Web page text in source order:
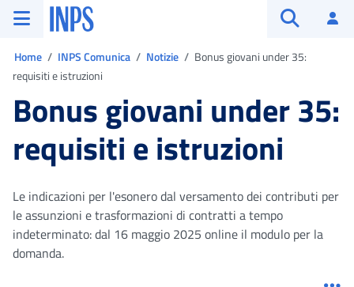
Vai al menu principale
Vai al contenuto principale
Vai al pie' di pagina
INPS ()
Home INPS Comunica Notizie
Bonus giovani under 35:
requisiti e istruzioni
Bonus giovani under 35:
requisiti e istruzioni
Le indicazioni per l'esonero dal versamento dei contributi per
le assunzioni e trasformazioni di contratti a tempo
indeterminato: dal 16 maggio 2025 online il modulo per la
domanda.